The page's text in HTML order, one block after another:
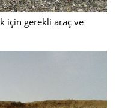
için gerekli araç ve